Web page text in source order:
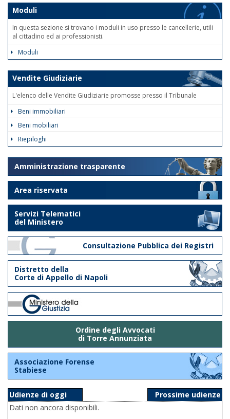
Moduli
In questa sezione si trovano i moduli in uso presso le cancellerie, utili
al cittadino ed ai professionisti.
Moduli
Vendite Giudiziarie
L'elenco delle Vendite Giudiziarie promosse presso il Tribunale
Beni immobiliari
Beni mobiliari
Riepiloghi
Amministrazione trasparente
Area riservata
Servizi Telematici
del Ministero
Consultazione Pubblica dei Registri
Distretto della
Corte di Appello di Napoli
Ordine degli Avvocati
di Torre Annunziata
Associazione Forense
Stabiese
Udienze di oggi
Prossime udienze
Dati non ancora disponibili.